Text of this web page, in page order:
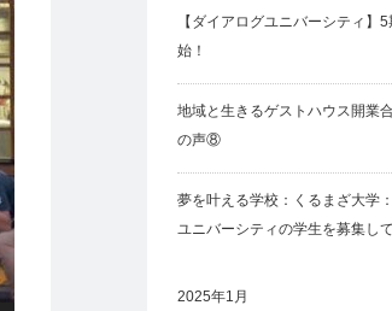
【ダイアログユニバーシティ】
始！
地域と生きるゲストハウス開業
の声⑧
夢を叶える学校：くるまざ大学
ユニバーシティの学生を募集し
2025年1月